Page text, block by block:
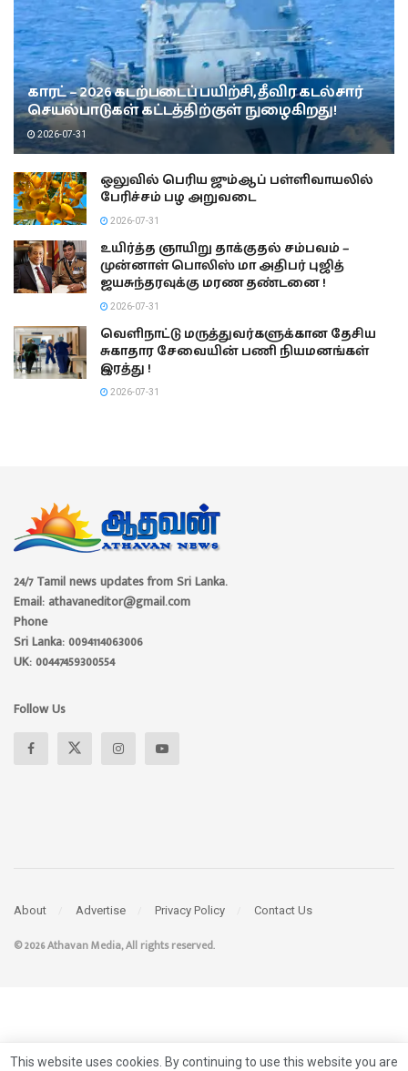
காரட் – 2026 கடற்படைப் பயிற்சி, தீவிர கடல்சார்
செயல்பாடுகள் கட்டத்திற்குள் நுழைகிறது!
2026-07-31
ஒலுவில் பெரிய ஜும்ஆப் பள்ளிவாயலில்
பேரிச்சம் பழ அறுவடை
2026-07-31
உயிர்த்த ஞாயிறு தாக்குதல் சம்பவம் –
முன்னாள் பொலிஸ் மா அதிபர் புஜித்
ஜயசுந்தரவுக்கு மரண தண்டனை !
2026-07-31
வெளிநாட்டு மருத்துவர்களுக்கான தேசிய
சுகாதார சேவையின் பணி நியமனங்கள்
இரத்து !
2026-07-31
24/7 Tamil news updates from Sri Lanka.
Email: athavaneditor@gmail.com
Phone
Sri Lanka: 0094114063006
UK: 00447459300554
Follow Us
About Advertise Privacy Policy Contact Us
© 2026 Athavan Media, All rights reserved.
This website uses cookies. By continuing to use this website you are